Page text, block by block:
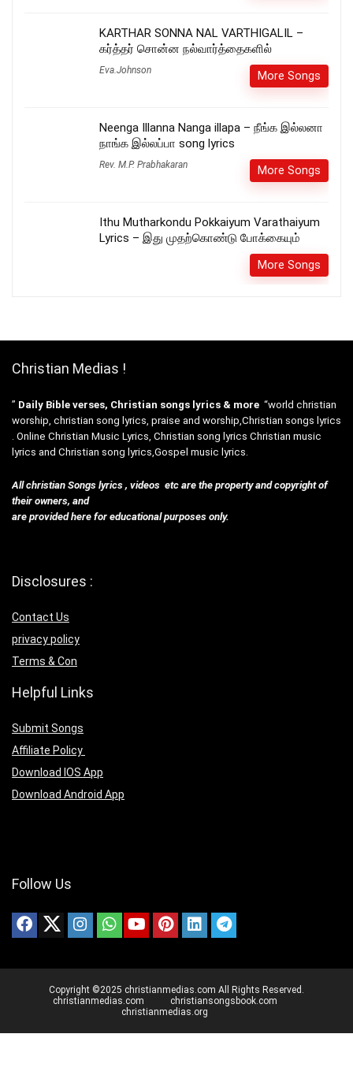
KARTHAR SONNA NAL VARTHIGALIL –
கர்த்தர் சொன்ன நல்வார்த்தைகளில்
Eva.Johnson More Songs
Neenga Illanna Nanga illapa – நீங்க இல்லனா
நாங்க இல்லப்பா song lyrics
Rev. M.P. Prabhakaran More Songs
Ithu Mutharkondu Pokkaiyum Varathaiyum
Lyrics – இது முதற்கொண்டு போக்கையும்
More Songs
Christian Medias !
” Daily Bible verses, Christian songs lyrics & more “world christian
worship, christian song lyrics, praise and worship,Christian songs lyrics
. Online Christian Music Lyrics, Christian song lyrics Christian music
lyrics and Christian song lyrics,Gospel music lyrics.
All christian Songs lyrics , videos etc are the property and copyright of
their owners, and
are provided here for educational purposes only.
Disclosures :
Contact Us
privacy policy
Terms & Con
Helpful Links
Submit Songs
Affiliate Policy
Download IOS App
Download Android App
Follow Us
Copyright ©2025 christianmedias.com All Rights Reserved.
christianmedias.com
christiansongsbook.com
christianmedias.org